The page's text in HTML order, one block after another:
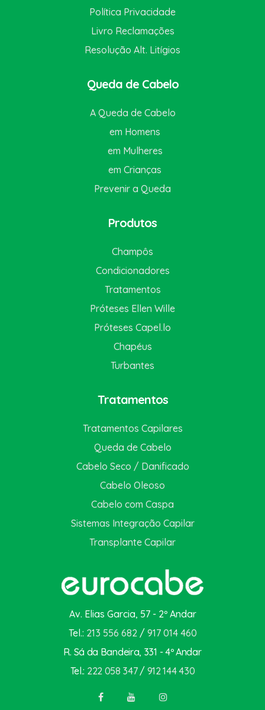
Política Privacidade
Livro Reclamações
Resolução Alt. Litígios
Queda de Cabelo
A Queda de Cabelo
em Homens
em Mulheres
em Crianças
Prevenir a Queda
Produtos
Champôs
Condicionadores
Tratamentos
Próteses Ellen Wille
Próteses Capel.lo
Chapéus
Turbantes
Tratamentos
Tratamentos Capilares
Queda de Cabelo
Cabelo Seco / Danificado
Cabelo Oleoso
Cabelo com Caspa
Sistemas Integração Capilar
Transplante Capilar
Av. Elias Garcia, 57 - 2º Andar
Tel.: 213 556 682 / 917 014 460
R. Sá da Bandeira, 331 - 4º Andar
Tel.: 222 058 347 / 912 144 430